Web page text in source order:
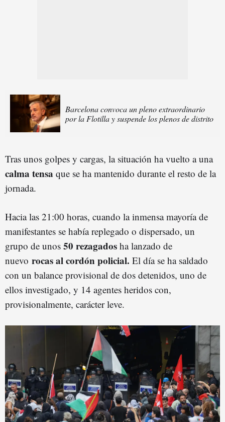
Barcelona convoca un pleno extraordinario
por la Flotilla y suspende los plenos de distrito
Tras unos golpes y cargas, la situación ha vuelto a una
calma tensa que se ha mantenido durante el resto de la
jornada.
Hacia las 21:00 horas, cuando la inmensa mayoría de
manifestantes se había replegado o dispersado, un
grupo de unos 50 rezagados ha lanzado de
nuevo rocas al cordón policial. El día se ha saldado
con un balance provisional de dos detenidos, uno de
ellos investigado, y 14 agentes heridos con,
provisionalmente, carácter leve.